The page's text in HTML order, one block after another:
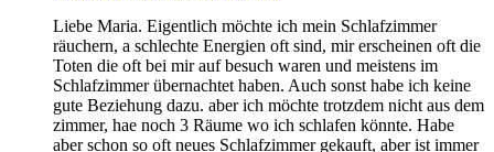
Liebe Maria. Eigentlich möchte ich mein Schlafzimmer
räuchern, a schlechte Energien oft sind, mir erscheinen oft die
Toten die oft bei mir auf besuch waren und meistens im
Schlafzimmer übernachtet haben. Auch sonst habe ich keine
gute Beziehung dazu. aber ich möchte trotzdem nicht aus dem
zimmer, hae noch 3 Räume wo ich schlafen könnte. Habe
aber schon so oft neues Schlafzimmer gekauft, aber ist immer